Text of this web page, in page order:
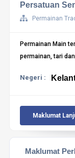
Persatuan
Permainan
Permainan Main
permainan, tari
Negeri :
Maklumat
Maklumat